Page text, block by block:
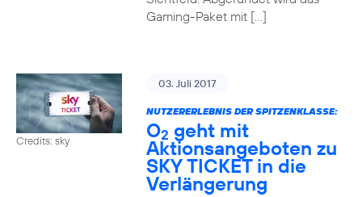
Gaming-Paket mit […]
Credits: sky
03. Juli 2017
NUTZERERLEBNIS DER SPITZENKLASSE:
O2 geht mit
Aktionsangeboten zu
SKY TICKET in die
Verlängerung